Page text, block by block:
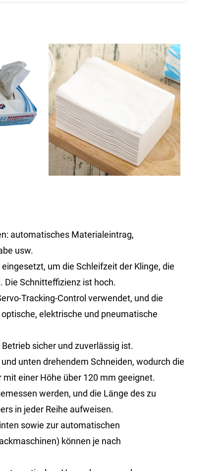
automatisches Materialeintrag,
usw.
um die Schleifzeit der Klinge, die
Die Schnitteffizienz ist hoch.
Tracking-Control verwendet, und die
elektrische und pneumatische
sicher und zuverlässig ist.
unten drehendem Schneiden, wodurch die
einer Höhe über 120 mm geeignet.
werden, und die Länge des zu
in jeder Reihe aufweisen.
sowie zur automatischen
können je nach